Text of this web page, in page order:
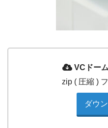
VCドー
zip ( 圧縮 )
ダウ